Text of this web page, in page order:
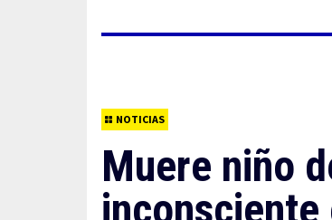
NOTICIAS
Muere niño